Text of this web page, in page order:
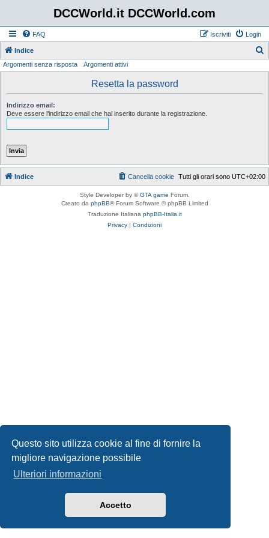
Questo sito utilizza cookie al fine di fornire la
migliore navigazione possibile
Ulteriori informazioni
Accetto
DCCWorld.it DCCWorld.com
FAQ Login
Iscriviti
Indice
Argomenti senza risposta Argomenti attivi
Resetta la password
Indirizzo email:
Deve essere l’indirizzo email che hai inserito durante la registrazione.
Indice Tutti gli orari sono UTC+02:00
Cancella cookie
Style Developer by ©GTA game Forum.
Creato da phpBB® Forum Software © phpBB Limited
Traduzione Italiana phpBB-Italia.it
Privacy | Condizioni